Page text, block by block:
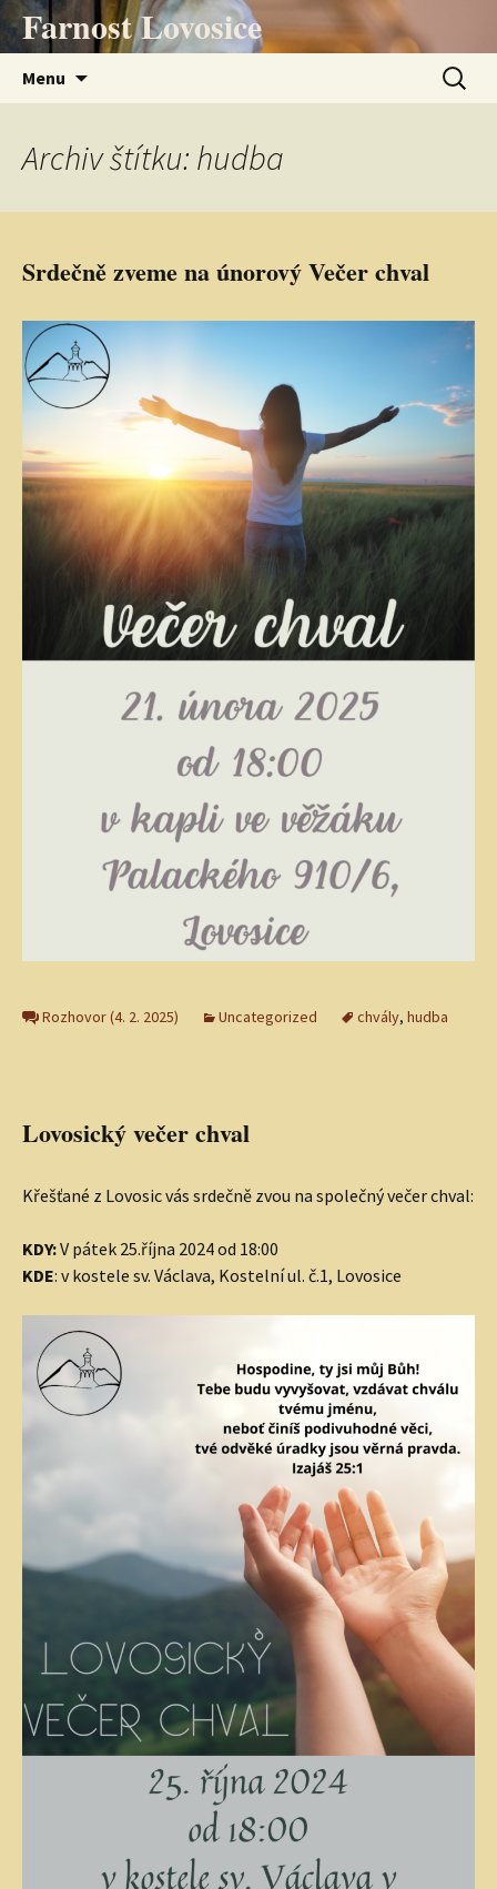
PřejítFarnost Lovosice
Menu
Archiv štítku: hudba
Srdečně zveme na únorový Večer chval
Rozhovor (4. 2. 2025) Uncategorized chvály, hudba
Lovosický večer chval
Křešťané z Lovosic vás srdečně zvou na společný večer chval:
KDY:V pátek 25.října 2024 od 18:00
KDE: v kostele sv. Václava, Kostelní ul. č.1, Lovosice